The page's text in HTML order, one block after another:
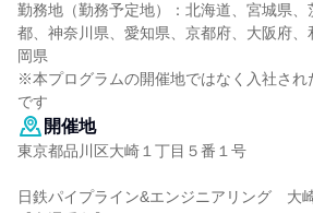
勤務地（勤務予定地）：北海道、宮城県
都、神奈川県、愛知県、京都府、大阪府
岡県
※本プログラムの開催地ではなく入社され
です
開催地
東京都品川区大崎１丁目５番１号
日鉄パイプライン&エンジニアリング 大